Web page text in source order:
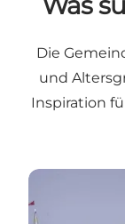
Die
und
Inspiration
Assens Stadt